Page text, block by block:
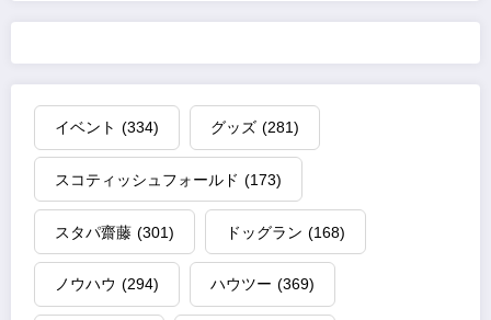
イベント (334) グッズ (281)
スコティッシュフォールド (173)
スタパ齋藤 (301) ドッグラン (168)
ノウハウ (294) ハウツー (369)